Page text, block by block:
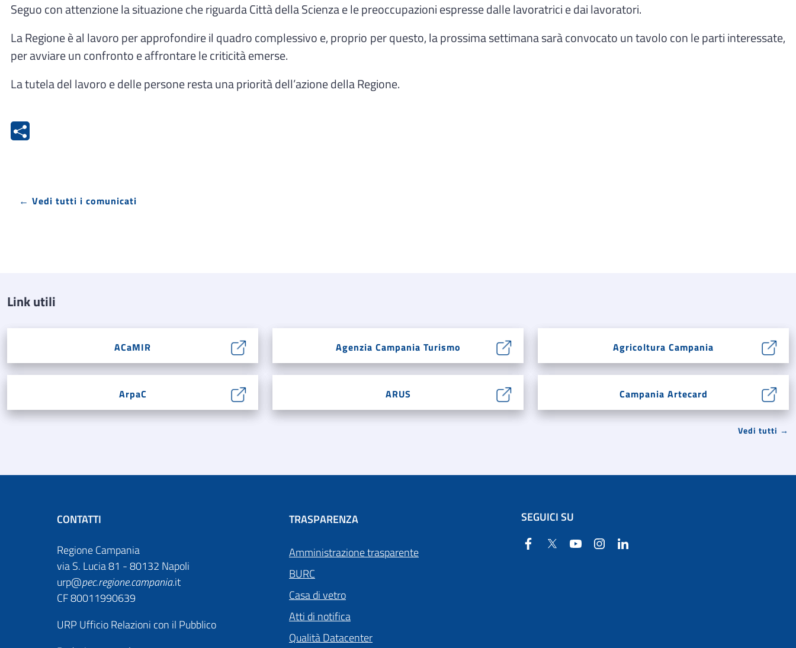
Seguo con attenzione la situazione che riguarda Città della Scienza e le preoccupazioni espresse dalle lavoratrici e dai lavoratori.
La Regione è al lavoro per approfondire il quadro complessivo e, proprio per questo, la prossima settimana sarà convocato un tavolo con le parti interessate,
per avviare un confronto e affrontare le criticità emerse.
La tutela del lavoro e delle persone resta una priorità dell’azione della Regione.
← Vedi tutti i comunicati
Link utili
ACaMIR Agenzia Campania Turismo Agricoltura Campania
ArpaC ARUS Campania Artecard
Vedi tutti →
CONTATTI
Regione Campania
via S. Lucia 81 - 80132 Napoli
urp@pec.regione.campania.it
CF 80011990639
URP Ufficio Relazioni con il Pubblico
TRASPARENZA
Amministrazione trasparente
BURC
Casa di vetro
Atti di notifica
Qualità Datacenter
SEGUICI SU
Facebook
Twitter YouTube Instagram